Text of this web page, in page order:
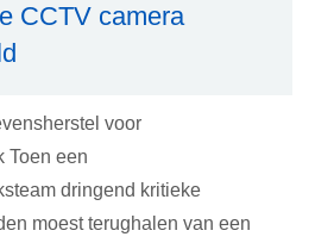
CCTV camera
voor
Toen een
dringend kritieke
moest terughalen van een